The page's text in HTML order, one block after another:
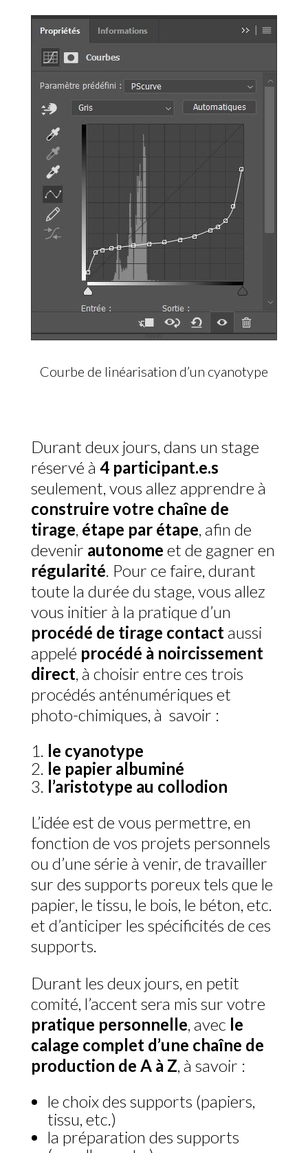
Courbe de linéarisation d’un cyanotype
Durant deux jours, dans un stage
réservé à 4 participant.e.s
seulement, vous allez apprendre à
construire votre chaîne de
tirage, étape par étape, afin de
devenir autonome et de gagner en
régularité. Pour ce faire, durant
toute la durée du stage, vous allez
vous initier à la pratique d’un
procédé de tirage contactaussi
appelé procédé à noircissement
direct, à choisir entre ces trois
procédés anténumériques et
photo-chimiques, à savoir :
le cyanotype
le papier albuminé
l’aristotype au collodion
L’idée est de vous permettre, en
fonction de vos projets personnels
ou d’une série à venir, de travailler
sur des supports poreux tels que le
papier, le tissu, le bois, le béton, etc.
et d’anticiper les spécificités de ces
supports.
Durant les deux jours, en petit
comité, l’accent sera mis sur votre
pratique personnelle, avec le
calage complet d’une chaîne de
production de A à Z, à savoir :
le choix des supports (papiers,
tissu, etc.)
la préparation des supports